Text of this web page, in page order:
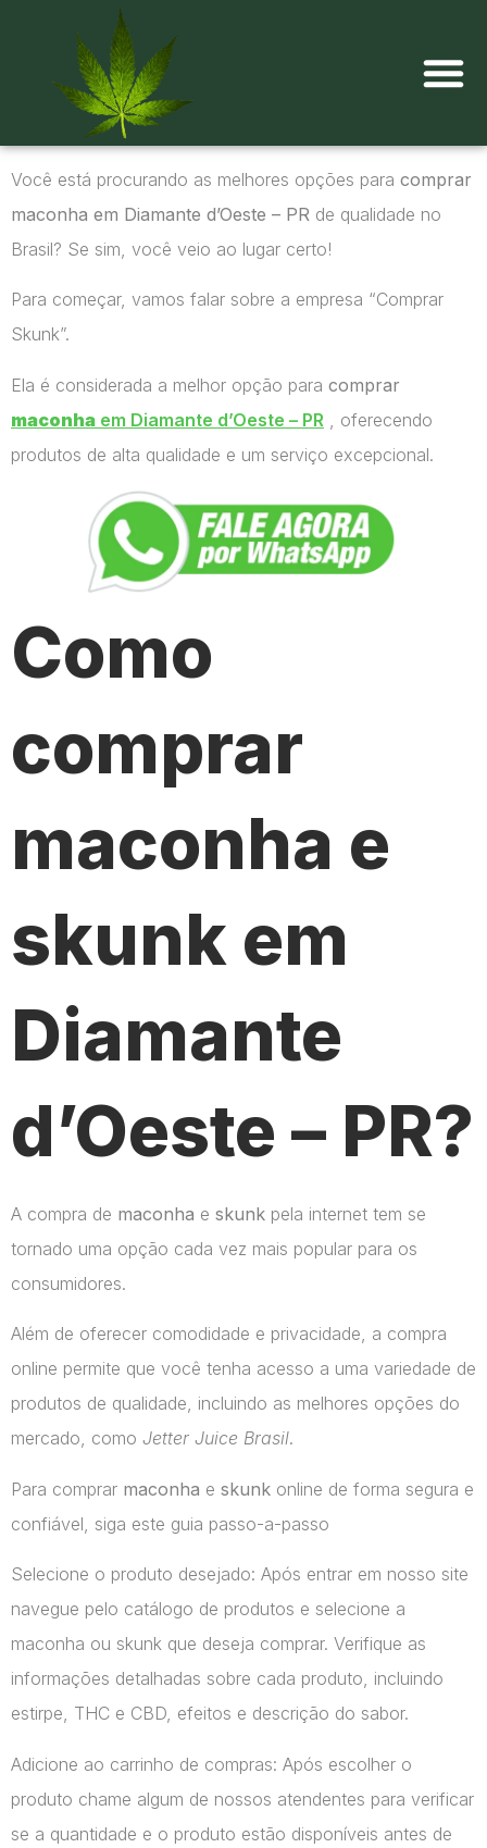
Você está procurando as melhores opções para comprar
maconha em Diamante d’Oeste – PR de qualidade no
Brasil? Se sim, você veio ao lugar certo!
Para começar, vamos falar sobre a empresa “Comprar
Skunk”.
Ela é considerada a melhor opção para comprar
maconha em Diamante d’Oeste – PR , oferecendo
produtos de alta qualidade e um serviço excepcional.
Como
comprar
maconha e
skunk em
Diamante
d’Oeste – PR?
A compra de maconha e skunk pela internet tem se
tornado uma opção cada vez mais popular para os
consumidores.
Além de oferecer comodidade e privacidade, a compra
online permite que você tenha acesso a uma variedade de
produtos de qualidade, incluindo as melhores opções do
mercado, como Jetter Juice Brasil.
Para comprar maconha e skunk online de forma segura e
confiável, siga este guia passo-a-passo
Selecione o produto desejado: Após entrar em nosso site
navegue pelo catálogo de produtos e selecione a
maconha ou skunk que deseja comprar. Verifique as
informações detalhadas sobre cada produto, incluindo
estirpe, THC e CBD, efeitos e descrição do sabor.
Adicione ao carrinho de compras: Após escolher o
produto chame algum de nossos atendentes para verificar
se a quantidade e o produto estão disponíveis antes de